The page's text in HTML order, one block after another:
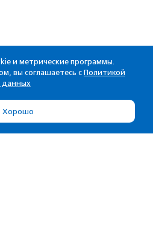
и метрические программы.
вы соглашаетесь с Политикой
данных
Хорошо